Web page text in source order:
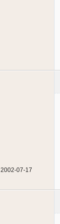
2002-07-17